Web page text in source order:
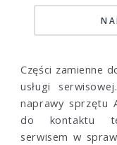
Części zamienne
usługi
naprawy sprzętu
do kontaktu
serwisem w